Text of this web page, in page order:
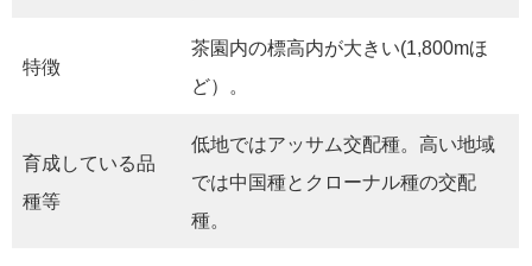
特徴
茶園内の標高内が大きい(1,800mほ
ど）。
育成している品
種等
低地ではアッサム交配種。高い地域
では中国種とクローナル種の交配
種。